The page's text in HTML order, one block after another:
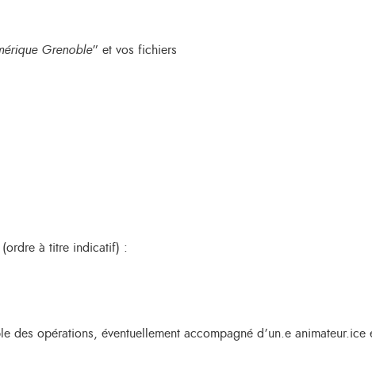
Grenoble” et vos fichiers
(ordre à titre indicatif) :
des opérations, éventuellement accompagné d’un.e animateur.ice